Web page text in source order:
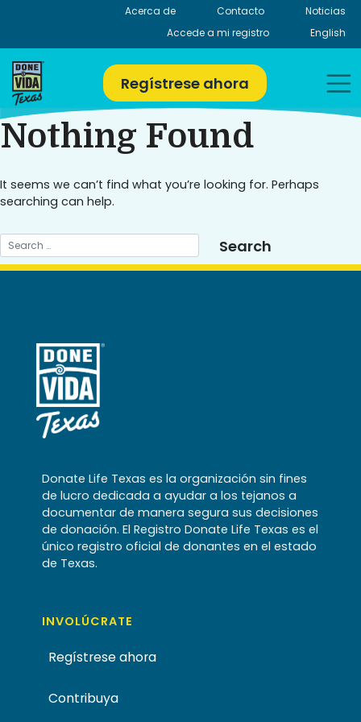
Acerca de Contacto
Noticias
Accede a mi registro
English
Regístrese ahora
Nothing Found
It seems we can’t find what you’re looking for. Perhaps
searching can help.
Donate Life Texas es la organización sin fines
de lucro dedicada a ayudar a los tejanos a
documentar de manera segura sus decisiones
de donación. El Registro Donate Life Texas es el
único registro oficial de donantes en el estado
de Texas.
INVOLÚCRATE
Regístrese ahora
Contribuya